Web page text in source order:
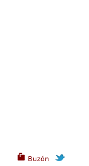
Buzón